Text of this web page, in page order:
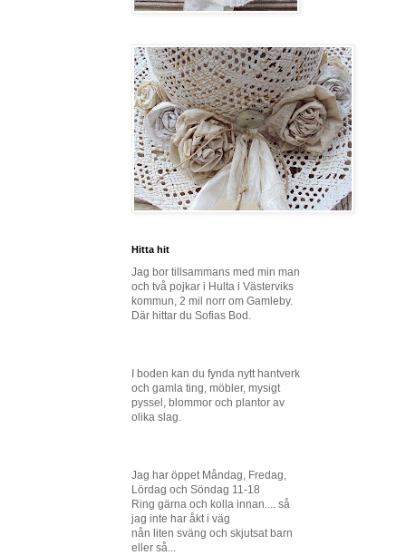
Hitta hit
Jag bor tillsammans med min man
och två pojkar i Hulta i Västerviks
kommun, 2 mil norr om Gamleby.
Där hittar du Sofias Bod.
I boden kan du fynda nytt hantverk
och gamla ting, möbler, mysigt
pyssel, blommor och plantor av
olika slag.
Jag har öppet Måndag, Fredag,
Lördag och Söndag 11-18
Ring gärna och kolla innan.... så
jag inte har åkt i väg
nån liten sväng och skjutsat barn
eller så...